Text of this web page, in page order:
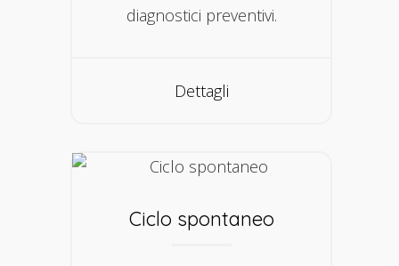
diagnostici preventivi.
Dettagli
Ciclo spontaneo